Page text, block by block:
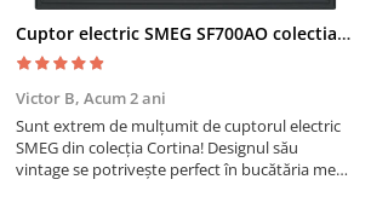
Cuptor electric SMEG SF700AO colectia Cortina
Victor B, Acum 2 ani
Sunt extrem de mulțumit de cuptorul electric
SMEG din colecția Cortina! Designul său
vintage se potrivește perfect în bucătăria mea,